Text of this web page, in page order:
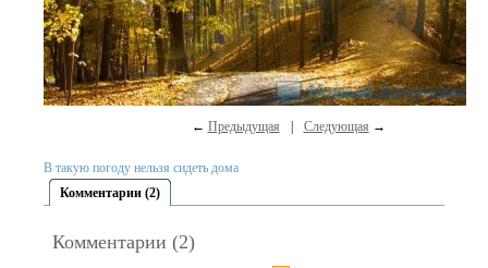
← Предыдущая Следующая →
В такую погоду нельзя сидеть дома
Комментарии (2)
Комментарии (2)